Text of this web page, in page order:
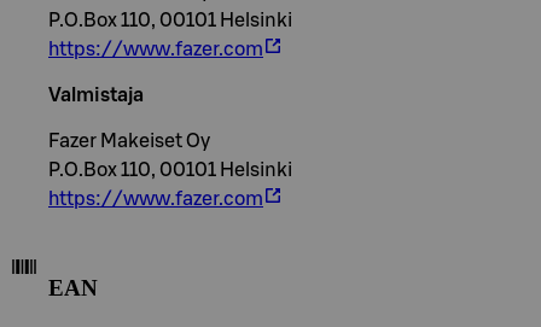
P.O.Box 110, 00101 Helsinki
https://www.fazer.com
Valmistaja
Fazer Makeiset Oy
P.O.Box 110, 00101 Helsinki
https://www.fazer.com
EAN